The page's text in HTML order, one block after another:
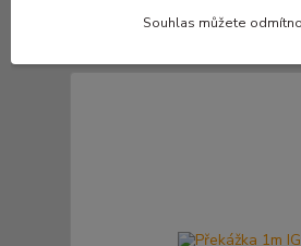
Zvolit variantu
Souhlas můžete